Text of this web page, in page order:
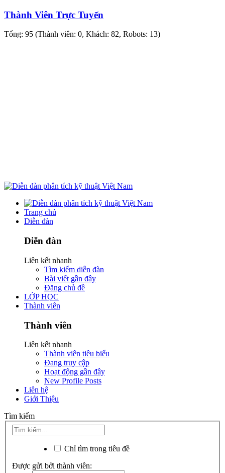
Thành Viên Trực Tuyến
Tổng: 95 (Thành viên: 0, Khách: 82, Robots: 13)
Trang chủ
Diễn đàn
Diễn đàn
Liên kết nhanh
Tìm kiếm diễn đàn
Bài viết gần đây
Đăng chủ đề
LỚP HỌC
Thành viên
Thành viên
Liên kết nhanh
Thành viên tiêu biểu
Đang truy cập
Hoạt động gần đây
New Profile Posts
Liên hệ
Giới Thiệu
Tìm kiếm
Chỉ tìm trong tiêu đề
Được gửi bởi thành viên: